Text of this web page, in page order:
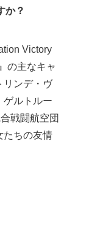
か？
Victory
の主なキャ
リンデ・ヴ
ゲルトルー
戦闘航空団
たちの友情